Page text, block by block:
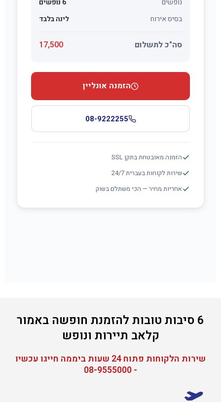
נופשים
6 נופשים
בסיס אירוח
לינה בלבד
סה"כ לתשלום 17,500
הזמנה אונליין
08-9222255
הזמנה מאובטחת בתקן SSL
שירות לקוחות בעברית 24/7
אחריות מחיר — הכי משתלם בשוק
6 סיבות טובות להזמנת חופשה באמור
קלאב תיירות ונופש
שירות הלקוחות פתוח 24 שעות ביממה חייגו עכשיו
- 08-9555000